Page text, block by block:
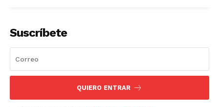
Suscríbete
QUIERO ENTRAR